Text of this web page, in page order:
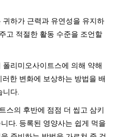
귀하가 근력과 유연성을 유지하
고 적절한 활동 수준을 조언할
폴리미오사이트스에 의해 약해
한 변화에 보상하는 방법을 배
니다.
스의 후반에 점점 더 씹고 삼키
다. 등록된 영양사는 쉽게 먹을